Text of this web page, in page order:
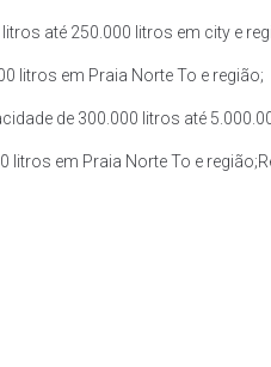
até 250.000 litros em city e
litros em Praia Norte To e região;
de 300.000 litros até
em Praia Norte To e